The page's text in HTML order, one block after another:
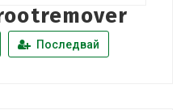
Последвай